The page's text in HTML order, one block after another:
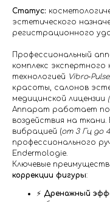
Статус:
эстетического
регистрационного
Профессиональный
комплекс
технологией Vibro‑Pulse
красоты, салонов
медицинской лицензии
Аппарат работает по
воздействия на
вибрацией (от 3 Гц до
профессионального
Endermologie.
Ключевые
коррекции фигуры:
⚡️ Дренажный